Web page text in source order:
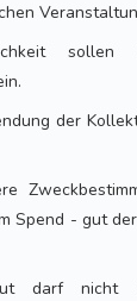
sollen
der
Spend - gut
darf nicht